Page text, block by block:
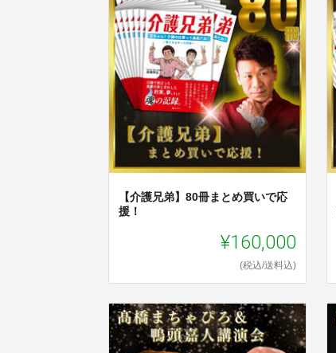
【介護兄弟】80冊まとめ買いで応
援！
¥160,000
(税込/送料込)